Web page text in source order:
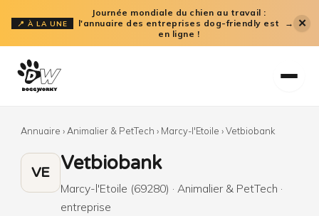
au
contenu
📍 À LA UNE
Journée mondiale du chien au travail :
l'annuaire des entreprises dog-friendly est
en ligne !
→ ✕
Annuaire › Animalier & PetTech › Marcy-l'Etoile ›Vetbiobank
VE Vetbiobank
Marcy-l'Etoile (69280) · Animalier & PetTech ·
entreprise